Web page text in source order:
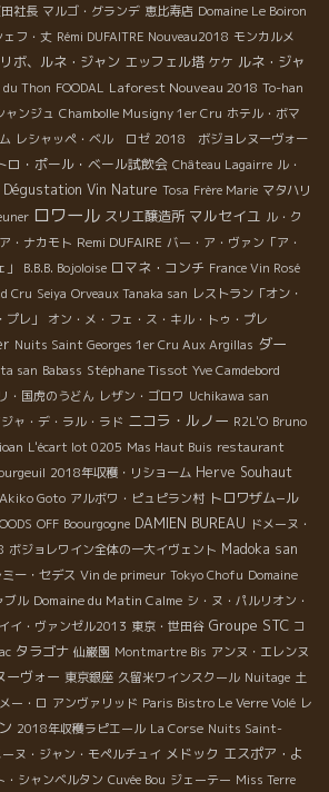
社長 マルゴ・グランデ 恵比寿店 Domaine Le Boiron
ェフ・丈 Rémi DUFAITRE Nouveau2018 モンカルメ
ボ、ルネ・ジャン エッフェル塔 ケケ ルネ・ジャ
Thon FOODAL Laforest Nouveau 2018 To-han
ャンジュ Chambolle Musigny 1er Cru ホテル・ボマ
レシャッペ・ベル ロゼ 2018 ボジョレヌーヴォー
ロ・ポール・ベール試飲会 Château Lagairre ル・
Dégustation Vin Nature Tosa Frère Marie マタハリ
ロワール スリエ醸造所 マルセイユ ル・ク
・ナカモト Remi DUFAIRE バー・ア・ヴァン「ア・
B.B.B. Bojoloise ロマネ・コンチ France Vin Rosé
Cru Seiya Orveaux Tanaka san レストラン「オン・
レ」
オン・メ・フェ・ス・キル・トゥ・プレ
Nuits Saint Georges 1er Cru Aux Argillas ダー
san Babass Stéphane Tissot Yve Camdebord
・国虎のうどん レザン・ゴロワ Uchikawa san
ャ・デ・ラル・ラド ニコラ・ルノー R2L'O Bruno
L'écart lot 0205 Mas Haut Buis restaurant
2018年収穫・リショーム Herve Souhaut
Akiko Goto アルボワ・ピュピラン村 トロワザム−ル
OFF Boourgogne DAMIEN BUREAU ドメーヌ・
ボジョレワイン全体の一大イヴェント Madoka san
ミー・セデス Vin de primeur Tokyo Chofu Domaine
ブル Domaine du Matin Calme シ・ヌ・パルリオン・
イ・ヴァンゼル2013 東京・世田谷 Groupe STC コ
タラゴナ 仙巌園 Montmartre Bis アンヌ・エレンヌ
ーヴォー 東京銀座 久留米ワインスクール Nuitage 土
ー・ロ アンヴァリッド Paris Bistro Le Verre Volé レ
2018年収穫ラピエール La Corse Nuits Saint-
ーヌ・ジャン・モペルチュイ メドック エスポア・よ
・シャンベルタン Cuvée Bou ジェーテー Miss Terre